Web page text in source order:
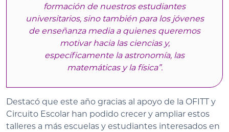
formación de nuestros estudiantes
universitarios, sino también para los jóvenes
de enseñanza media a quienes queremos
motivar hacia las ciencias y,
específicamente la astronomía, las
matemáticas y la física”.
Destacó que este año gracias al apoyo de la OFITT y
Circuito Escolar han podido crecer y ampliar estos
talleres a más escuelas y estudiantes interesados en